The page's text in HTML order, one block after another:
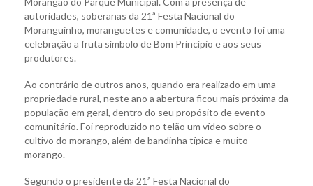
autoridades, soberanas da 21ª Festa Nacional do
Moranguinho, moranguetes e comunidade, o evento foi uma
celebração a fruta símbolo de Bom Princípio e aos seus
produtores.
Ao contrário de outros anos, quando era realizado em uma
propriedade rural, neste ano a abertura ficou mais próxima da
população em geral, dentro do seu propósito de evento
comunitário. Foi reproduzido no telão um vídeo sobre o
cultivo do morango, além de bandinha típica e muito
morango.
Segundo o presidente da 21ª Festa Nacional do